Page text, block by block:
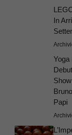
In
Yoga
Papi